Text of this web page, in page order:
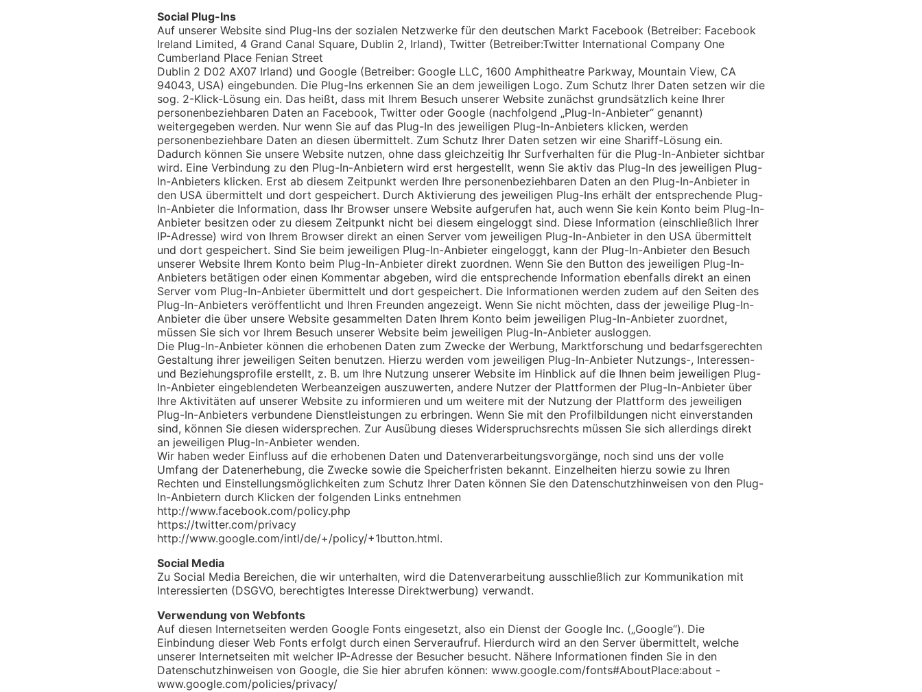
Social Plug-Ins
Auf unserer Website sind Plug-Ins der sozialen Netzwerke für den deutschen Markt Facebook (Betreiber: Facebook
Ireland Limited, 4 Grand Canal Square, Dublin 2, Irland), Twitter (Betreiber:Twitter International Company One
Cumberland Place Fenian Street
Dublin 2 D02 AX07 Irland) und Google (Betreiber: Google LLC, 1600 Amphitheatre Parkway, Mountain View, CA
94043, USA) eingebunden. Die Plug-Ins erkennen Sie an dem jeweiligen Logo. Zum Schutz Ihrer Daten setzen wir die
sog. 2-Klick-Lösung ein. Das heißt, dass mit Ihrem Besuch unserer Website zunächst grundsätzlich keine Ihrer
personenbeziehbaren Daten an Facebook, Twitter oder Google (nachfolgend „Plug-In-Anbieter“ genannt)
weitergegeben werden. Nur wenn Sie auf das Plug-In des jeweiligen Plug-In-Anbieters klicken, werden
personenbeziehbare Daten an diesen übermittelt. Zum Schutz Ihrer Daten setzen wir eine Shariff-Lösung ein.
Dadurch können Sie unsere Website nutzen, ohne dass gleichzeitig Ihr Surfverhalten für die Plug-In-Anbieter sichtbar
wird. Eine Verbindung zu den Plug-In-Anbietern wird erst hergestellt, wenn Sie aktiv das Plug-In des jeweiligen Plug-
In-Anbieters klicken. Erst ab diesem Zeitpunkt werden Ihre personenbeziehbaren Daten an den Plug-In-Anbieter in
den USA übermittelt und dort gespeichert. Durch Aktivierung des jeweiligen Plug-Ins erhält der entsprechende Plug-
In-Anbieter die Information, dass Ihr Browser unsere Website aufgerufen hat, auch wenn Sie kein Konto beim Plug-In-
Anbieter besitzen oder zu diesem Zeitpunkt nicht bei diesem eingeloggt sind. Diese Information (einschließlich Ihrer
IP-Adresse) wird von Ihrem Browser direkt an einen Server vom jeweiligen Plug-In-Anbieter in den USA übermittelt
und dort gespeichert. Sind Sie beim jeweiligen Plug-In-Anbieter eingeloggt, kann der Plug-In-Anbieter den Besuch
unserer Website Ihrem Konto beim Plug-In-Anbieter direkt zuordnen. Wenn Sie den Button des jeweiligen Plug-In-
Anbieters betätigen oder einen Kommentar abgeben, wird die entsprechende Information ebenfalls direkt an einen
Server vom Plug-In-Anbieter übermittelt und dort gespeichert. Die Informationen werden zudem auf den Seiten des
Plug-In-Anbieters veröffentlicht und Ihren Freunden angezeigt. Wenn Sie nicht möchten, dass der jeweilige Plug-In-
Anbieter die über unsere Website gesammelten Daten Ihrem Konto beim jeweiligen Plug-In-Anbieter zuordnet,
müssen Sie sich vor Ihrem Besuch unserer Website beim jeweiligen Plug-In-Anbieter ausloggen.
Die Plug-In-Anbieter können die erhobenen Daten zum Zwecke der Werbung, Marktforschung und bedarfsgerechten
Gestaltung ihrer jeweiligen Seiten benutzen. Hierzu werden vom jeweiligen Plug-In-Anbieter Nutzungs-, Interessen-
und Beziehungsprofile erstellt, z. B. um Ihre Nutzung unserer Website im Hinblick auf die Ihnen beim jeweiligen Plug-
In-Anbieter eingeblendeten Werbeanzeigen auszuwerten, andere Nutzer der Plattformen der Plug-In-Anbieter über
Ihre Aktivitäten auf unserer Website zu informieren und um weitere mit der Nutzung der Plattform des jeweiligen
Plug-In-Anbieters verbundene Dienstleistungen zu erbringen. Wenn Sie mit den Profilbildungen nicht einverstanden
sind, können Sie diesen widersprechen. Zur Ausübung dieses Widerspruchsrechts müssen Sie sich allerdings direkt
an jeweiligen Plug-In-Anbieter wenden.
Wir haben weder Einfluss auf die erhobenen Daten und Datenverarbeitungsvorgänge, noch sind uns der volle
Umfang der Datenerhebung, die Zwecke sowie die Speicherfristen bekannt. Einzelheiten hierzu sowie zu Ihren
Rechten und Einstellungsmöglichkeiten zum Schutz Ihrer Daten können Sie den Datenschutzhinweisen von den Plug-
In-Anbietern durch Klicken der folgenden Links entnehmen
http://www.facebook.com/policy.php
https://twitter.com/privacy
http://www.google.com/intl/de/+/policy/+1button.html.
Social Media
Zu Social Media Bereichen, die wir unterhalten, wird die Datenverarbeitung ausschließlich zur Kommunikation mit
Interessierten (DSGVO, berechtigtes Interesse Direktwerbung) verwandt.
Verwendung von Webfonts
Auf diesen Internetseiten werden Google Fonts eingesetzt, also ein Dienst der Google Inc. („Google“). Die
Einbindung dieser Web Fonts erfolgt durch einen Serveraufruf. Hierdurch wird an den Server übermittelt, welche
unserer Internetseiten mit welcher IP-Adresse der Besucher besucht. Nähere Informationen finden Sie in den
Datenschutzhinweisen von Google, die Sie hier abrufen können: www.google.com/fonts#AboutPlace:about -
www.google.com/policies/privacy/